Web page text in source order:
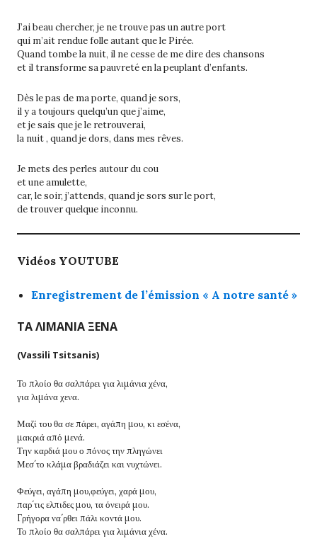
J’ai beau chercher, je ne trouve pas un autre port
qui m’ait rendue folle autant que le Pirée.
Quand tombe la nuit, il ne cesse de me dire des chansons
et il transforme sa pauvreté en la peuplant d’enfants.
Dès le pas de ma porte, quand je sors,
il y a toujours quelqu’un que j’aime,
et je sais que je le retrouverai,
la nuit , quand je dors, dans mes rêves.
Je mets des perles autour du cou
et une amulette,
car, le soir, j’attends, quand je sors sur le port,
de trouver quelque inconnu.
Vidéos YOUTUBE
Enregistrement de l’émission « A notre santé »
ΤΑ ΛΙΜΑΝΙΑ ΞΕΝΑ
(Vassili Tsitsanis)
Το πλοίο θα σαλπάρει για λιμάνια χένα,
για λιμάνα χενα.
Μαζί του θα σε πάρει, αγάπη μου, κι εσένα,
μακριά από μενά.
Την καρδιά μου ο πόνος την πληγώνει
Μεσ´το κλάμα βραδιάζει και νυχτώνει.
Φεύγει, αγάπη μου,φεύγει, χαρά μου,
παρ´τις ελπιδες μου, τα όνειρά μου.
Γρήγορα να´ρθει πάλι κοντά μου.
Το πλοίο θα σαλπάρει για λιμάνια χένα.